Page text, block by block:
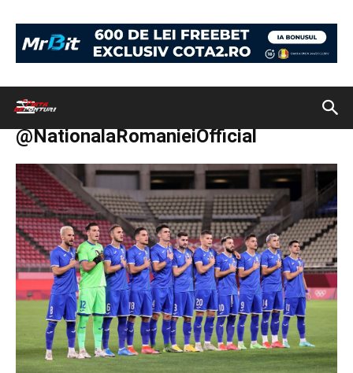
Jocurile Olimpice
FOTO: Facebook @NationalaRomanieiOfficial
FOTO: Facebook
@NationalaRomanieiOfficial